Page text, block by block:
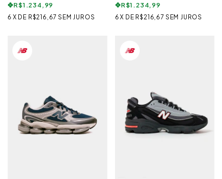
R$1.234,99
6 X DE R$216,67 SEM JUROS
R$1.234,99
6 X DE R$216,67 SEM JUROS